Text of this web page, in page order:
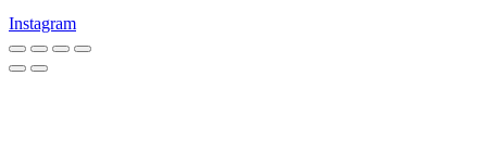
Instagram